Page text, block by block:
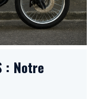
: Notre